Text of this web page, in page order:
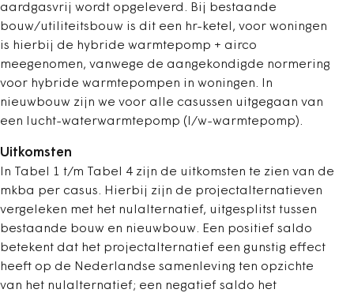
aardgasvrij wordt opgeleverd. Bij bestaande
bouw/utiliteitsbouw is dit een hr-ketel, voor woningen
is hierbij de hybride warmtepomp + airco
meegenomen, vanwege de aangekondigde normering
voor hybride warmtepompen in woningen. In
nieuwbouw zijn we voor alle casussen uitgegaan van
een lucht-waterwarmtepomp (l/w-warmtepomp).
Uitkomsten
In Tabel 1 t/m Tabel 4 zijn de uitkomsten te zien van de
mkba per casus. Hierbij zijn de projectalternatieven
vergeleken met het nulalternatief, uitgesplitst tussen
bestaande bouw en nieuwbouw. Een positief saldo
betekent dat het projectalternatief een gunstig effect
heeft op de Nederlandse samenleving ten opzichte
van het nulalternatief; een negatief saldo het